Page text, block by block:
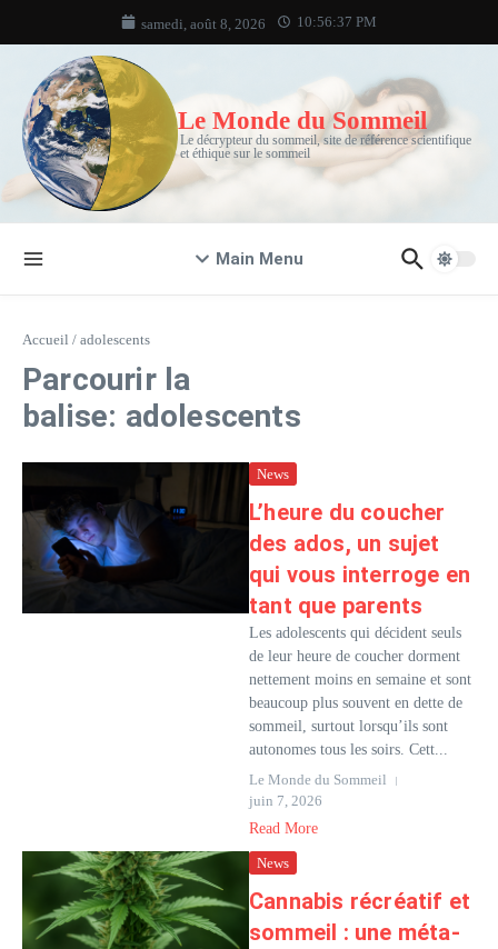
samedi, août 8, 2026 10:56:37 PM
Le Monde du Sommeil
Le décrypteur du sommeil, site de référence scientifique
et éthique sur le sommeil
Main Menu
Accueil / adolescents
Parcourir la
balise: adolescents
News
L’heure du coucher
des ados, un sujet
qui vous interroge en
tant que parents
Les adolescents qui décident seuls
de leur heure de coucher dorment
nettement moins en semaine et sont
beaucoup plus souvent en dette de
sommeil, surtout lorsqu’ils sont
autonomes tous les soirs. Cett...
Le Monde du Sommeil
juin 7, 2026
Read More
News
Cannabis récréatif et
sommeil : une méta-